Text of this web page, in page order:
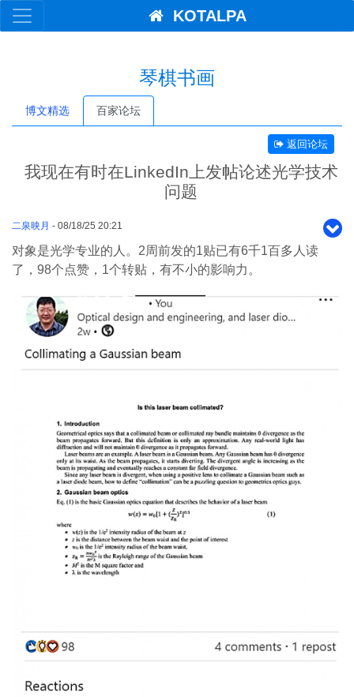
KOTALPA
琴棋书画
博文精选 百家论坛
返回论坛
我现在有时在LinkedIn上发帖论述光学技术
问题
二泉映月 - 08/18/25 20:21
对象是光学专业的人。2周前发的1贴已有6千1百多人读
了，98个点赞，1个转贴，有不小的影响力。